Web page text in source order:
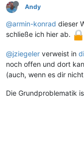
Andy
@armin-konrad dieser
schließe ich hier ab.
@jziegeler verweist in
noch offen und dort
(auch, wenn es dir
Die Grundproblematik